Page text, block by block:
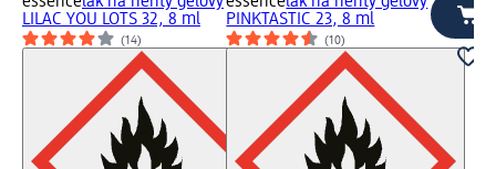
LILAC YOU LOTS 32, 8 ml
(14)
PINKTASTIC 23, 8 ml
(10)